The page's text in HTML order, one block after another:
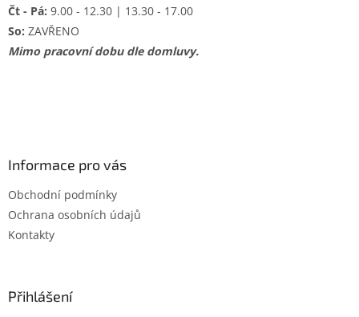
Čt - Pá: 9.00 - 12.30 | 13.30 - 17.00
So: ZAVŘENO
Mimo pracovní dobu dle domluvy.
Informace pro vás
Obchodní podmínky
Ochrana osobních údajů
Kontakty
Přihlášení